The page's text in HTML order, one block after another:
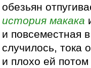
обезьян
история макака
и повсеместная
случилось, тока
и плохо ей